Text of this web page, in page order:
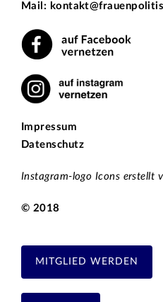
Mail:
Impressum
Datenschutz
Instagram-logo Icons erstellt
© 2018
MITGLIED WERDEN